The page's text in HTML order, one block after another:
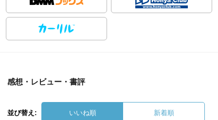
感想・レビュー・書評
並び替え: いいね順 新着順